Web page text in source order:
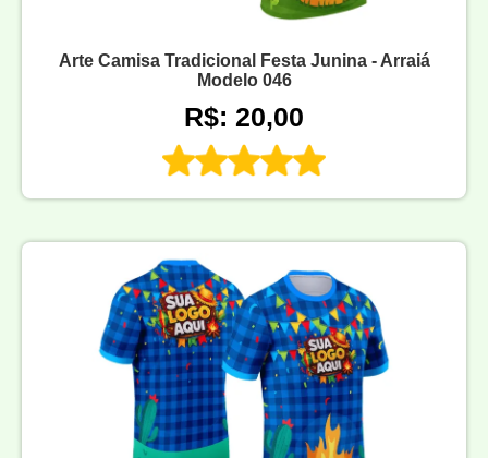
Arte Camisa Tradicional Festa Junina - Arraiá
Modelo 046
R$: 20,00